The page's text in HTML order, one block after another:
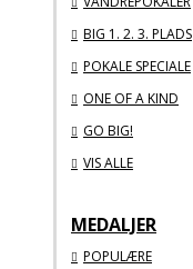
BIG 1. 2. 3. PLADS
POKALE SPECIALE
ONE OF A KIND
GO BIG!
VIS ALLE
MEDALJER
POPULÆRE